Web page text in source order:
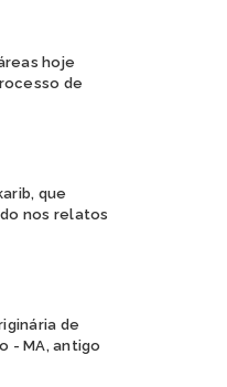
hoje
de
que
nos relatos
de
- MA, antigo